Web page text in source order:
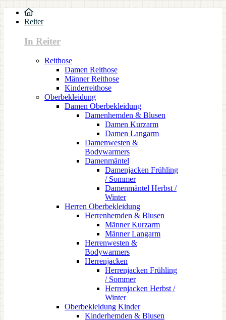
Reiter
In Reiter
Reithose
Damen Reithose
Männer Reithose
Kinderreithose
Oberbekleidung
Damen Oberbekleidung
Damenhemden & Blusen
Damen Kurzarm
Damen Langarm
Damenwesten &
Bodywarmers
Damenmäntel
Damenjacken Frühling
/ Sommer
Damenmäntel Herbst /
Winter
Herren Oberbekleidung
Herrenhemden & Blusen
Männer Kurzarm
Männer Langarm
Herrenwesten &
Bodywarmers
Herrenjacken
Herrenjacken Frühling
/ Sommer
Herrenjacken Herbst /
Winter
Oberbekleidung Kinder
Kinderhemden & Blusen